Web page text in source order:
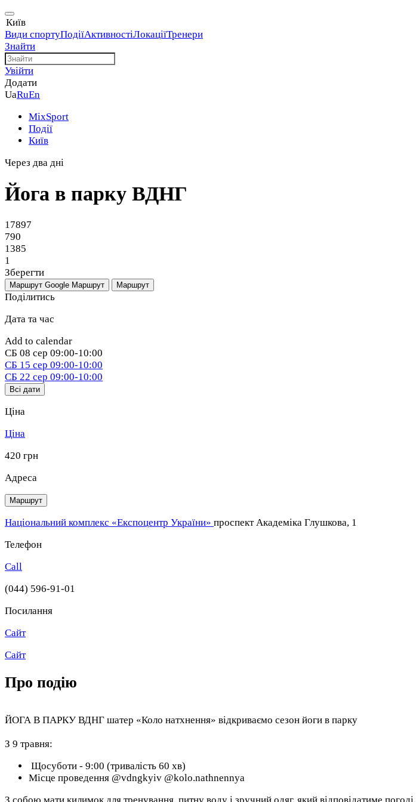
Київ
Види спортуПодіїАктивностіЛокаціїТренери
Знайти
Увійти
Додати
UaRuEn
MixSport
Події
Київ
Через два дні
Йога в парку ВДНГ
17897
790
1385
1
Зберегти
Маршрут Google Маршрут Маршрут
Поділитись
Дата та час
Add to calendar
СБ 08 сер 09:00-10:00
СБ 15 сер 09:00-10:00
СБ 22 сер 09:00-10:00
Всі дати
Ціна
Ціна
420 грн
Адреса
Маршрут
Національний комплекс «Експоцентр України» проспект Академіка Глушкова, 1
Телефон
Call
(044) 596-91-01
Посилання
Сайт
Сайт
Про подію
ЙОГА В ПАРКУ ВДНГ шатер «Коло натхнення» відкриваємо сезон йоги в парку
З 9 травня:
Щосуботи - 9:00 (тривалість 60 хв)
Місце проведення @vdngkyiv @kolo.nathnennya